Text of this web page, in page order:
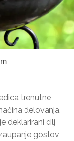
trenutne
delovanja.
deklarirani cilj
gostov